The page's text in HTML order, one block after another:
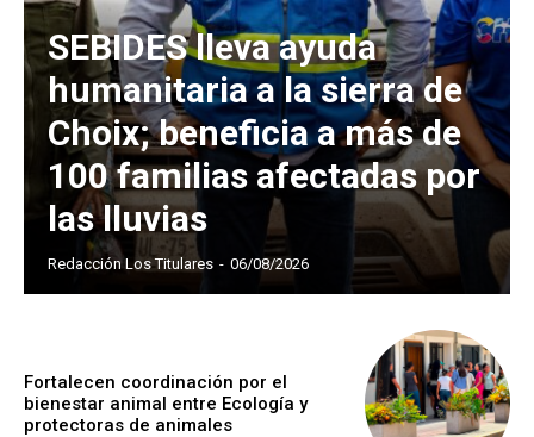
SEBIDES lleva ayuda
humanitaria a la sierra de
Choix; beneficia a más de
100 familias afectadas por
las lluvias
Redacción Los Titulares - 06/08/2026
Fortalecen coordinación por el
bienestar animal entre Ecología y
protectoras de animales